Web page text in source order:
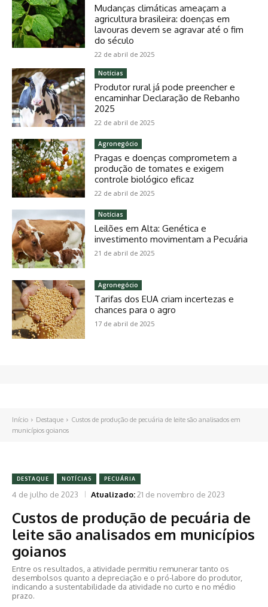
Mudanças climáticas ameaçam a
agricultura brasileira: doenças em
lavouras devem se agravar até o fim
do século
22 de abril de 2025
Notícias
Produtor rural já pode preencher e
encaminhar Declaração de Rebanho
2025
22 de abril de 2025
Agronegócio
Pragas e doenças comprometem a
produção de tomates e exigem
controle biológico eficaz
22 de abril de 2025
Notícias
Leilões em Alta: Genética e
investimento movimentam a Pecuária
21 de abril de 2025
Agronegócio
Tarifas dos EUA criam incertezas e
chances para o agro
17 de abril de 2025